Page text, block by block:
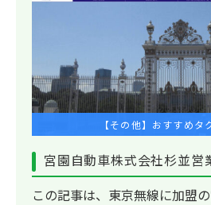
【その他】おすすめタ
宮園自動車株式会社杉並営
この記事は、東京無線に加盟